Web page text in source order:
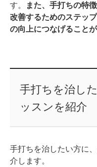
す。
また、手打ちの特
改善するためのステッ
の向上につなげること
手打ちを治し
ッスンを紹介
手打ちを治したい方に
介します。